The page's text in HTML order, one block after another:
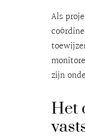
Als
zijn
Het